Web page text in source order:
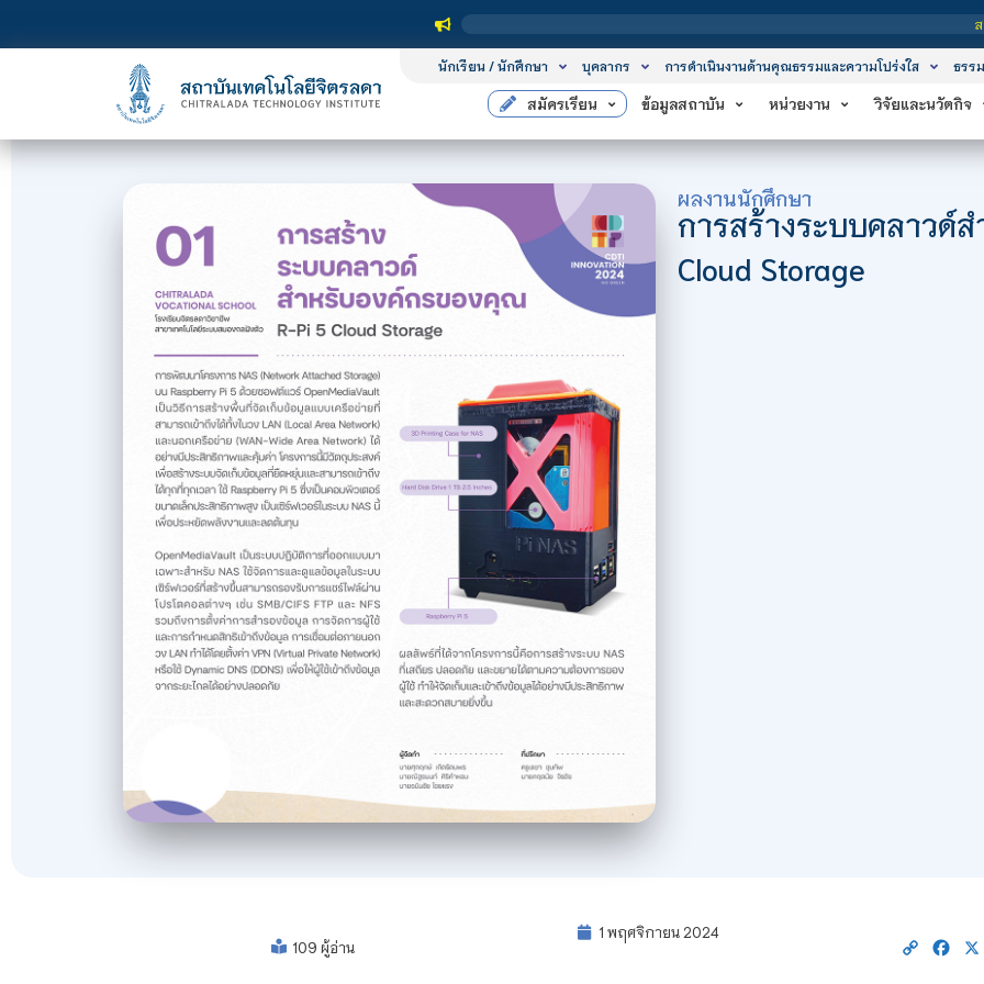
สถาบันเทคโนโ
นักเรียน / นักศึกษา บุคลากร การดำเนินงานด้านคุณธรรมและความโปร่งใส ธรร
สมัครเรียน ข้อมูลสถาบัน หน่วยงาน วิจัยและนวัตกิจ
ผลงานนักศึกษา
การสร้างระบบคลาวด์
Cloud Storage
109 ผู้อ่าน
1 พฤศจิกายน 2024
Copy